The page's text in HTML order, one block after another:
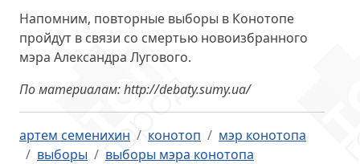
Напомним, повторные выборы в Конотопе
пройдут в связи со смертью новоизбранного
мэра Александра Лугового.
По материалам: http://debaty.sumy.ua/
артем семенихин конотоп
мэр конотопа
выборы
выборы мэра конотопа